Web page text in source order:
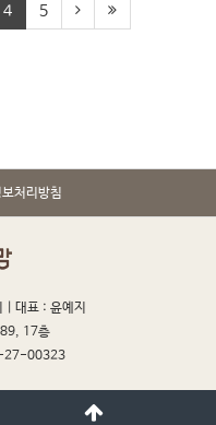
4 5
처리방침
| 대표 : 윤예지
17층
27-00323